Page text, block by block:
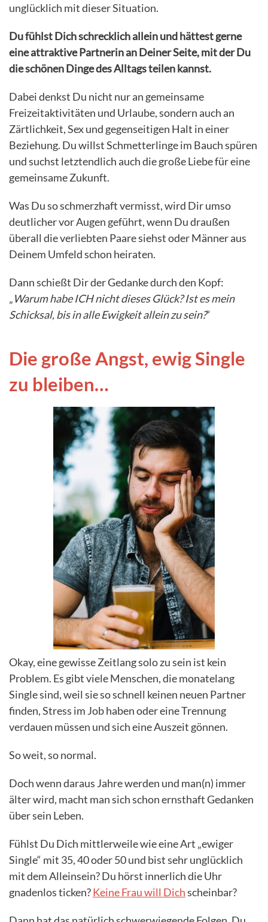
unglücklich mit dieser Situation.
Du fühlst Dich schrecklich allein und hättest gerne
eine attraktive Partnerin an Deiner Seite, mit der Du
die schönen Dinge des Alltags teilen kannst.
Dabei denkst Du nicht nur an gemeinsame
Freizeitaktivitäten und Urlaube, sondern auch an
Zärtlichkeit, Sex und gegenseitigen Halt in einer
Beziehung. Du willst Schmetterlinge im Bauch spüren
und suchst letztendlich auch die große Liebe für eine
gemeinsame Zukunft.
Was Du so schmerzhaft vermisst, wird Dir umso
deutlicher vor Augen geführt, wenn Du draußen
überall die verliebten Paare siehst oder Männer aus
Deinem Umfeld schon heiraten.
Dann schießt Dir der Gedanke durch den Kopf:
„Warum habe ICH nicht dieses Glück? Ist es mein
Schicksal, bis in alle Ewigkeit allein zu sein?“
Die große Angst, ewig Single
zu bleiben…
Okay, eine gewisse Zeitlang solo zu sein ist kein
Problem. Es gibt viele Menschen, die monatelang
Single sind, weil sie so schnell keinen neuen Partner
finden, Stress im Job haben oder eine Trennung
verdauen müssen und sich eine Auszeit gönnen.
So weit, so normal.
Doch wenn daraus Jahre werden und man(n) immer
älter wird, macht man sich schon ernsthaft Gedanken
über sein Leben.
Fühlst Du Dich mittlerweile wie eine Art „ewiger
Single“ mit 35, 40 oder 50 und bist sehr unglücklich
mit dem Alleinsein? Du hörst innerlich die Uhr
gnadenlos ticken?Keine Frau will Dichscheinbar?